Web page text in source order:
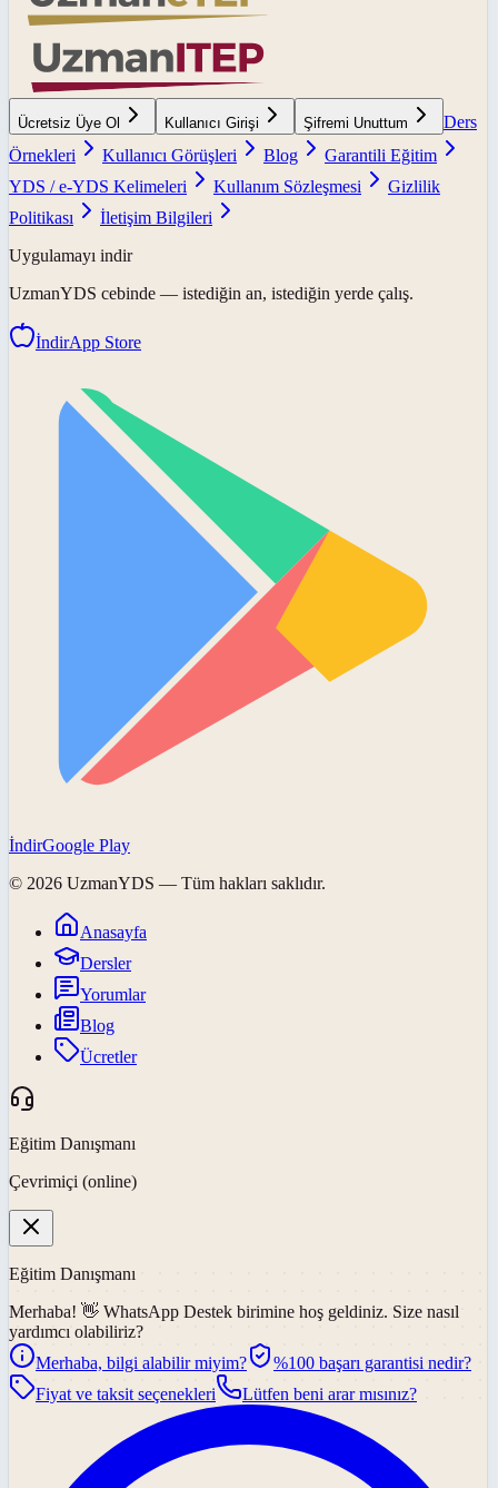
Ücretsiz Üye Ol Kullanıcı Girişi Şifremi Unuttum
Ders
Örnekleri
Kullanıcı Görüşleri Blog
Garantili Eğitim
YDS / e-YDS Kelimeleri
Kullanım Sözleşmesi
Gizlilik
Politikası
İletişim Bilgileri
Uygulamayı indir
UzmanYDS cebinde — istediğin an, istediğin yerde çalış.
İndirApp Store
İndirGoogle Play
© 2026 UzmanYDS — Tüm hakları saklıdır.
Anasayfa
Dersler
Yorumlar
Blog
Ücretler
Eğitim Danışmanı
Çevrimiçi (online)
Eğitim Danışmanı
Merhaba! 👋 WhatsApp Destek birimine hoş geldiniz. Size nasıl
yardımcı olabiliriz?
Merhaba, bilgi alabilir miyim?
%100 başarı garantisi nedir?
Fiyat ve taksit seçenekleri
Lütfen beni arar mısınız?